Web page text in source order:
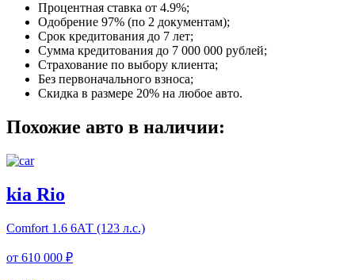
Процентная ставка от 4.9%;
Одобрение 97% (по 2 документам);
Срок кредитования до 7 лет;
Сумма кредитования до 7 000 000 рублей;
Страхование по выбору клиента;
Без первоначального взноса;
Скидка в размере 20% на любое авто.
Похожие авто в наличии:
kia Rio
Comfort 1.6 6АТ (123 л.с.)
от 610 000 ₽